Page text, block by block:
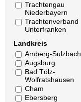
Trachtengau
Niederbayern
Trachtenverband
Unterfranken
Landkreis
Amberg-Sulzbach
Augsburg
Bad Tölz-
Wolfratshausen
Cham
Ebersberg